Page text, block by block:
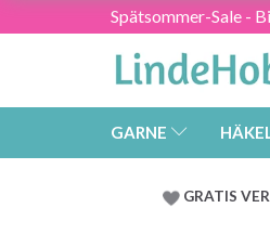
Spätsommer-Sale -
GARNE
GRATIS